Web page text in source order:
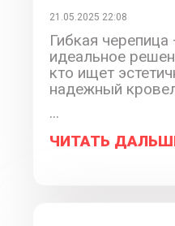
21.05.2025 22:08
Гибкая черепица
идеальное
кто ищет
надежный
...
ЧИТАТЬ